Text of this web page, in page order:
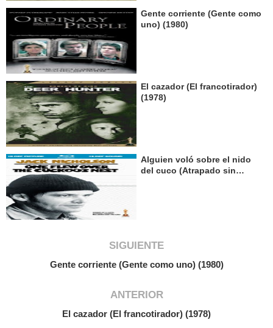
Gente corriente (Gente como
uno) (1980)
El cazador (El francotirador)
(1978)
Alguien voló sobre el nido
del cuco (Atrapado sin
SIGUIENTE
Gente corriente (Gente como uno) (1980)
ANTERIOR
El cazador (El francotirador) (1978)